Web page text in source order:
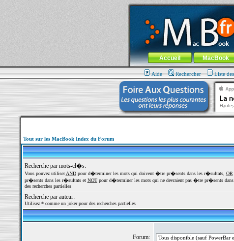
MacBook-fr.com : 100% Apple... 100% nomade !
Aller au contenu-Aller au menu
Menu général
Accueil MacBook
Aide Rechercher Liste
Tout sur les MacBook Index du Forum
Recherche par mots-cl�s:
Vous pouvez utiliserANDpour d�terminer les mots qui doivent �tre pr�sents dans les r�sultats, OR
pr�sents dans les r�sultats et NOTpour d�terminer les mots qui ne devraient pas �tre pr�sents
des recherches partielles
Recherche par auteur:
Utilisez * comme un joker pour des recherches partielles
Forum: